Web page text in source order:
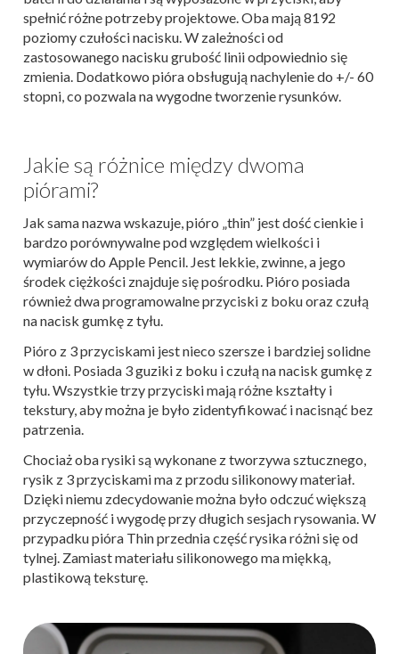
spełnić różne potrzeby projektowe. Oba mają 8192
poziomy czułości nacisku. W zależności od
zastosowanego nacisku grubość linii odpowiednio się
zmienia. Dodatkowo pióra obsługują nachylenie do +/- 60
stopni, co pozwala na wygodne tworzenie rysunków.
Jakie są różnice między dwoma
piórami?
Jak sama nazwa wskazuje, pióro „thin” jest dość cienkie i
bardzo porównywalne pod względem wielkości i
wymiarów do Apple Pencil. Jest lekkie, zwinne, a jego
środek ciężkości znajduje się pośrodku. Pióro posiada
również dwa programowalne przyciski z boku oraz czułą
na nacisk gumkę z tyłu.
Pióro z 3 przyciskami jest nieco szersze i bardziej solidne
w dłoni. Posiada 3 guziki z boku i czułą na nacisk gumkę z
tyłu. Wszystkie trzy przyciski mają różne kształty i
tekstury, aby można je było zidentyfikować i nacisnąć bez
patrzenia.
Chociaż oba rysiki są wykonane z tworzywa sztucznego,
rysik z 3 przyciskami ma z przodu silikonowy materiał.
Dzięki niemu zdecydowanie można było odczuć większą
przyczepność i wygodę przy długich sesjach rysowania. W
przypadku pióra Thin przednia część rysika różni się od
tylnej. Zamiast materiału silikonowego ma miękką,
plastikową teksturę.